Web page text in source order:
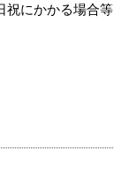
にかかる場合